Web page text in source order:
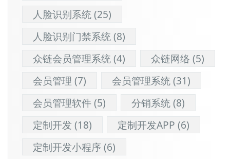
人脸识别系统(25)
人脸识别门禁系统(8)
众链会员管理系统(4) 众链网络 (5)
会员管理 (7) 会员管理系统(31)
会员管理软件(5) 分销系统(8)
定制开发 (18) 定制开发APP (6)
定制开发小程序(6)